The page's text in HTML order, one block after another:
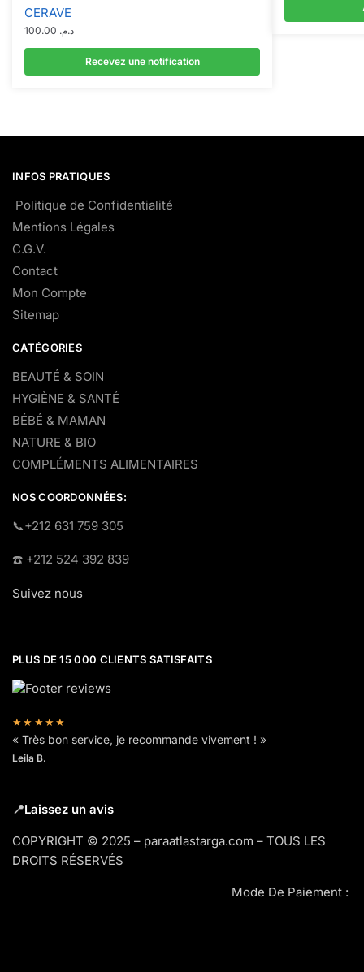
CERAVE
د.م.
Recevez une notification
INFOS PRATIQUES
Politique de Confidentialité
Mentions Légales
C.G.V.
Contact
Mon Compte
Sitemap
CATÉGORIES
BEAUTÉ & SOIN
HYGIÈNE & SANTÉ
BÉBÉ & MAMAN
NATURE & BIO
COMPLÉMENTS ALIMENTAIRES
NOS COORDONNÉES:
​📞+212 631 759 305
☎️​ +212 524 392 839
Suivez nous
PLUS DE 15 000 CLIENTS SATISFAITS
★★★★★
« Très bon service, je recommande vivement ! »
Leila B.
📍Laissez un avis
COPYRIGHT © 2025 – paraatlastarga.com – TOUS LES
DROITS RÉSERVÉS
Mode De Paiement :